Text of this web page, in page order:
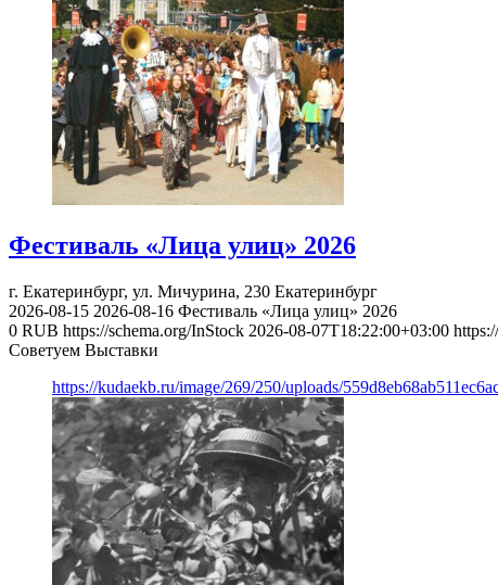
Фестиваль «Лица улиц» 2026
г. Екатеринбург, ул. Мичурина, 230 Екатеринбург
2026-08-15 2026-08-16 Фестиваль «Лица улиц» 2026
0 RUB https://schema.org/InStock 2026-08-07T18:22:00+03:00
Советуем Выставки
https://kudaekb.ru/image/269/250/uploads/